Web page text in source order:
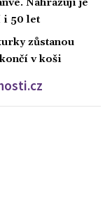
Nahrazují je
i 50 let
zůstanou
v koši